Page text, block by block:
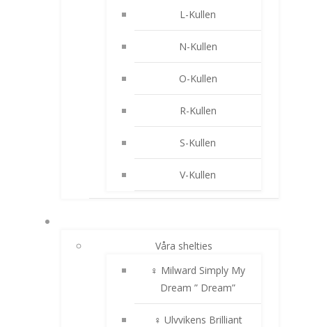
L-Kullen
N-Kullen
O-Kullen
R-Kullen
S-Kullen
V-Kullen
Våra shelties
♀ Milward Simply My
Dream ” Dream”
♀ Ulvvikens Brilliant